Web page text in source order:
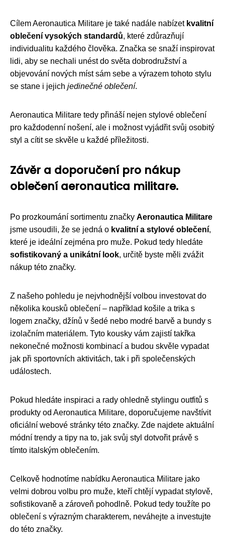
Cílem Aeronautica Militare je také nadále nabízet kvalitní
oblečení vysokých standardů, které zdůrazňují
individualitu každého člověka. Značka se snaží inspirovat
lidi, aby se nechali unést do světa dobrodružství a
objevování nových míst sám sebe a výrazem tohoto stylu
se stane i jejich jedinečné oblečení.
Aeronautica Militare tedy přináší nejen stylové oblečení
pro každodenní nošení, ale i možnost vyjádřit svůj osobitý
styl a cítit se skvěle u každé příležitosti.
Závěr a doporučení pro nákup
oblečení aeronautica militare.
Po prozkoumání sortimentu značky Aeronautica Militare
jsme usoudili, že se jedná o kvalitní a stylové oblečení,
které je ideální zejména pro muže. Pokud tedy hledáte
sofistikovaný a unikátní look, určitě byste měli zvážit
nákup této značky.
Z našeho pohledu je nejvhodnější volbou investovat do
několika kousků oblečení – například košile a trika s
logem značky, džínů v šedé nebo modré barvě a bundy s
izolačním materiálem. Tyto kousky vám zajistí takřka
nekonečné možnosti kombinací a budou skvěle vypadat
jak při sportovních aktivitách, tak i při společenských
událostech.
Pokud hledáte inspiraci a rady ohledně stylingu outfitů s
produkty od Aeronautica Militare, doporučujeme navštívit
oficiální webové stránky této značky. Zde najdete aktuální
módní trendy a tipy na to, jak svůj styl dotvořit právě s
tímto italským oblečením.
Celkově hodnotíme nabídku Aeronautica Militare jako
velmi dobrou volbu pro muže, kteří chtějí vypadat stylově,
sofistikovaně a zároveň pohodlně. Pokud tedy toužíte po
oblečení s výrazným charakterem, neváhejte a investujte
do této značky.